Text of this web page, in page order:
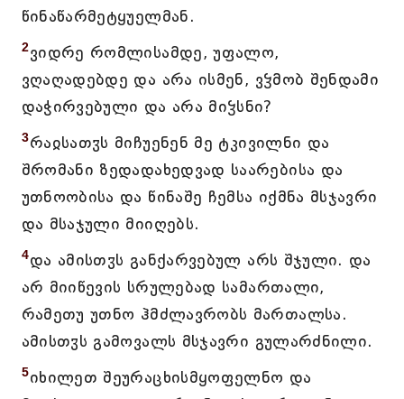
წინაწარმეტყუელმან.
2ვიდრე რომლისამდე, უფალო,
ვღაღადებდე და არა ისმენ, ვჴმობ შენდამი
დაჭირვებული და არა მიჴსნი?
3რაჲსათჳს მიჩუენენ მე ტკივილნი და
შრომანი ზედადახედვად საარებისა და
უთნოობისა და წინაშე ჩემსა იქმნა მსჯავრი
და მსაჯული მიიღებს.
4და ამისთჳს განქარვებულ არს შჯული. და
არ მიიწევის სრულებად სამართალი,
რამეთუ უთნო ჰმძლავრობს მართალსა.
ამისთჳს გამოვალს მსჯავრი გულარძნილი.
5იხილეთ შეურაცხისმყოფელნო და